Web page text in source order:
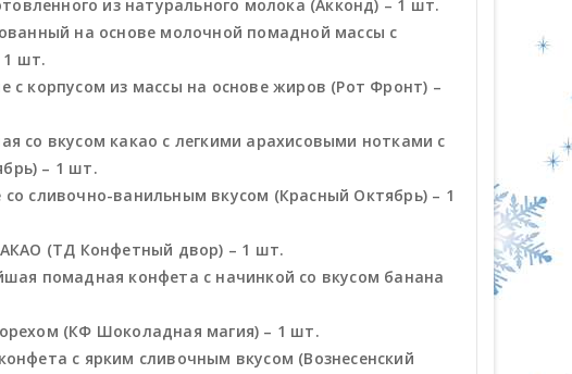
из натурального молока (Акконд) – 1 шт.
на основе молочной помадной массы с
1 шт.
корпусом из массы на основе жиров (Рот Фронт) –
со вкусом какао с легкими арахисовыми нотками с
– 1 шт.
сливочно-ванильным вкусом (Красный Октябрь) – 1
(ТД Конфетный двор) – 1 шт.
помадная конфета с начинкой со вкусом банана
(КФ Шоколадная магия) – 1 шт.
с ярким сливочным вкусом (Вознесенский